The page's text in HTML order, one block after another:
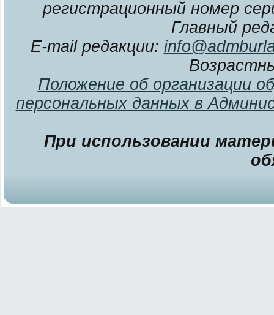
регистрационный номер
Главный
E-mail редакции:
Положение об организации
персональных данных в
При использовании